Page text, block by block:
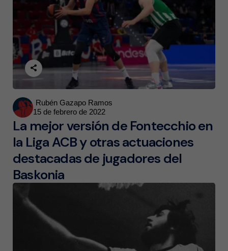
Posted
by
Rubén Gazapo Ramos
15 de febrero de 2022
La mejor versión de Fontecchio en
la Liga ACB y otras actuaciones
destacadas de jugadores del
Baskonia